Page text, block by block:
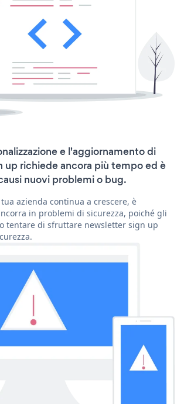
e l'aggiornamento di
up richiede ancora più tempo ed è
nuovi problemi o bug.
azienda continua a crescere, è
in problemi di sicurezza, poiché gli
tentare di sfruttare newsletter sign up